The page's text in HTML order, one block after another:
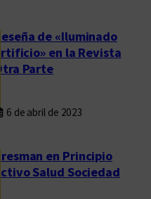
Reseña de «Iluminado
artificio» en la Revista
Otra Parte
6 de abril de 2023
Presman en Principio
Activo Salud Sociedad